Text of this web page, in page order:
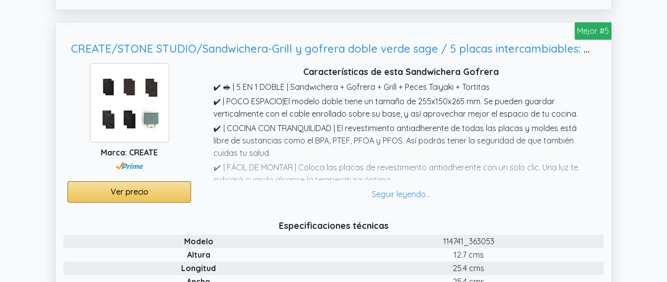
Mejor #5
CREATE/STONE STUDIO/Sandwichera-Grill y gofrera doble verde sage / 5 placas intercambiables: Grill, 800W
Marca: CREATE
Ver precio
Características de esta Sandwichera Gofrera
✔️ 🥪 | 5 EN 1 DOBLE | Sandwichera + Gofrera + Grill + Peces Taiyaki + Tortitas
✔️ | POCO ESPACIO|El modelo doble tiene un tamaño de 255x150x265 mm. Se pueden guardar
verticalmente con el cable enrollado sobre su base, y así aprovechar mejor el espacio de tu cocina.
✔️ | COCINA CON TRANQUILIDAD | El revestimiento antiadherente de todas las placas y moldes está
libre de sustancias como el BPA, PTEF, PFOA y PFOS. Así podrás tener la seguridad de que también
cuidas tu salud.
✔️ | FÁCIL DE MONTAR | Coloca las placas de revestimiento antiadherente con un solo clic. Una luz te
indicará cuando alcance la temperatura óptima.
✔️ ​| DISEÑO RETRO| Pequeño maletín con un diseño retro minimalista, que combina a la perfección con
Especificaciones técnicas
Modelo
114741_363053
Altura
12.7 cms
Longitud
25.4 cms